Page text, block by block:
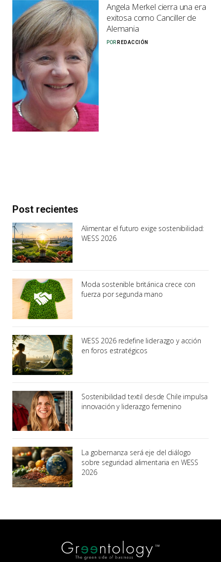
Angela Merkel cierra una era
exitosa como Canciller de
Alemania
POR REDACCIÓN
Post recientes
Alimentar el futuro exige sostenibilidad:
WESS 2026
Moda sostenible británica crece con
fuerza por segunda mano
WESS 2026 redefine liderazgo y acción
en foros estratégicos
Sostenibilidad textil desde Chile impulsa
innovación y liderazgo femenino
La gobernanza será eje del diálogo
sobre seguridad alimentaria en WESS
2026